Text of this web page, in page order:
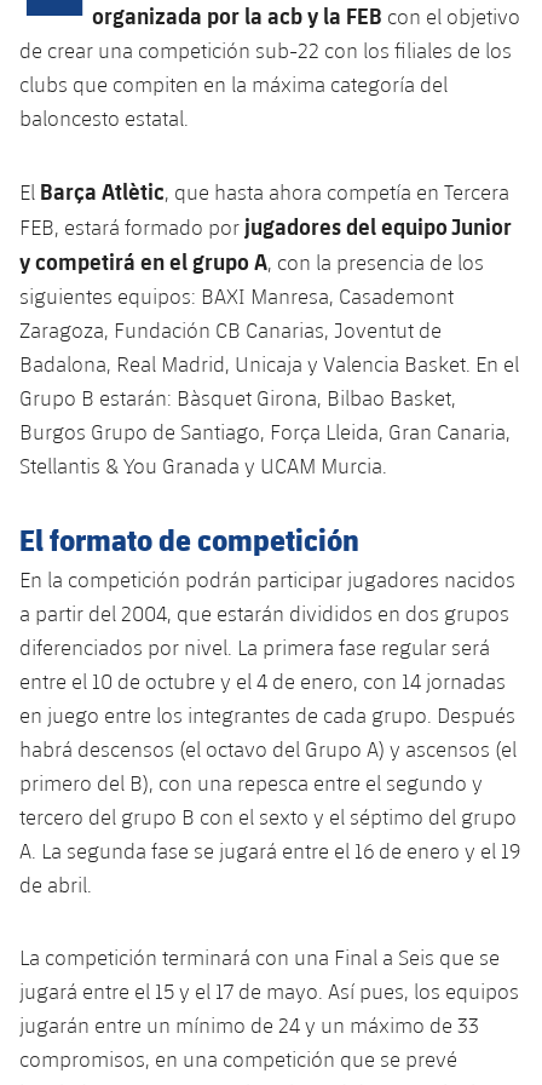
plusicon
más
Spotify Camp Nou
Palau Blaugrana
Estadi Johan Cruyff
Barça Cafe
Ciutat Esportiva
La Masia
plusicon
más
Servicios Médicos
Accesibilidad
Instalaciones
SUB13
SUB12
SUB11 B
SUB10 A
SUB9 A
SUB9 B
SUB8 A
SUB8 B
SUB13 B
SUB12 C
Entradas
Gameday Shows
Resultados
Jugadores
Fotos
Historia
Base
Barça Atlètic
Junior
Cadete A
Cadete B
Infantil A
Infantil B
Mini
Campus Verano
PLUSICON
MÁS
Actualidad
Calendario
Entradas
Clasificaciones
Historia
Palmarés
Barça Atlètic
plusicon
más
Actualidad
Calendario
Resultados
Clasificaciones
Fotos
Base
plusicon
Actualidad
Juvenil
Cadete A
Infantil A
Infantil B
PLUSICON
MÁS
Primer equipo
Actualidad
Calendario
Entradas
Resultados
Clasificaciones
Jugadors
Fotos
Historia
Barça Atlètic
Actualidad
Calendario
Resultados
Jugadores
Clasificaciones
Base
plusicon
más
Actualidad
Juvenil
Cadete
Infantil
Alevín
Campus Verano
PLUSICON
MÁS
Primer equipo
plusicon
más
Actualidad
Calendario
Clasificaciones
Barça Atlètic
plusicon
más
Actualidad
Resultados
Base
Barça C
Junior
PLUSICON
MÁS
Información general
plusicon
más
organizada por la acb y la FEB con el objetivo
de crear una competición sub-22 con los filiales de los
clubs que compiten en la máxima categoría del
baloncesto estatal.
El Barça Atlètic, que hasta ahora competía en Tercera
FEB, estará formado por jugadores del equipo Junior
y competirá en el grupo A, con la presencia de los
siguientes equipos: BAXI Manresa, Casademont
Zaragoza, Fundación CB Canarias, Joventut de
Badalona, Real Madrid, Unicaja y Valencia Basket. En el
Grupo B estarán: Bàsquet Girona, Bilbao Basket,
Burgos Grupo de Santiago, Força Lleida, Gran Canaria,
Stellantis & You Granada y UCAM Murcia.
El formato de competición
En la competición podrán participar jugadores nacidos
a partir del 2004, que estarán divididos en dos grupos
diferenciados por nivel. La primera fase regular será
entre el 10 de octubre y el 4 de enero, con 14 jornadas
en juego entre los integrantes de cada grupo. Después
habrá descensos (el octavo del Grupo A) y ascensos (el
primero del B), con una repesca entre el segundo y
tercero del grupo B con el sexto y el séptimo del grupo
A. La segunda fase se jugará entre el 16 de enero y el 19
de abril.
La competición terminará con una Final a Seis que se
jugará entre el 15 y el 17 de mayo. Así pues, los equipos
jugarán entre un mínimo de 24 y un máximo de 33
compromisos, en una competición que se prevé